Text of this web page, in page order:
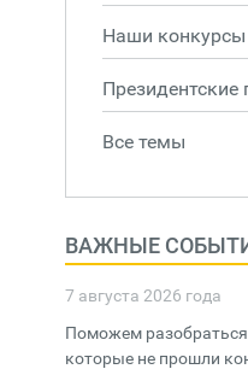
Наши конкурсы
Президентские
Все темы
ВАЖНЫЕ
7 августа 2026 года
Поможем разобраться
которые не прошли